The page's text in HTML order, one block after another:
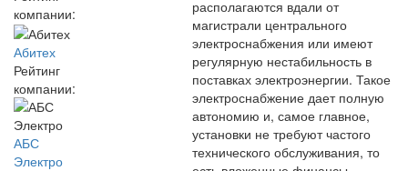
компании:
Абитех
Рейтинг
компании:
АБС
Электро
располагаются вдали от
магистрали центрального
электроснабжения или имеют
регулярную нестабильность в
поставках электроэнергии. Такое
электроснабжение дает полную
автономию и, самое главное,
установки не требуют частого
технического обслуживания, то